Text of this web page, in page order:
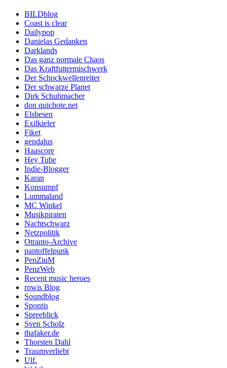
BILDblog
Coast is clear
Dailypop
Danielas Gedanken
Darklands
Das ganz normale Chaos
Das Kraftfuttermischwerk
Der Schockwellenreiter
Der schwarze Planet
Dirk Schuhmacher
don quichote.net
Elsbesen
Exilkieler
Fiket
gendalus
Haascore
Hey Tube
Indie-Blogger
Karan
Konsumpf
Lummaland
MC Winkel
Musikpiraten
Nachtschwarz
Netzpolitik
Otranto-Archive
pantoffelpunk
PenZiuM
PenzWeb
Recent music heroes
rowis Blog
Soundblog
Spontis
Spreeblick
Sven Scholz
thafaker.de
Thorsten Dahl
Traumverliebt
Ulf.